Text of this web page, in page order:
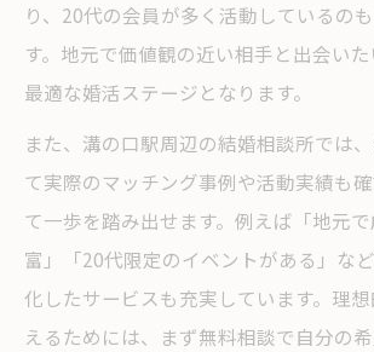
り、20代の会員が多く活動しているの
す。地元で価値観の近い相手と出会いた
最適な婚活ステージとなります。
また、溝の口駅周辺の結婚相談所では
て実際のマッチング事例や活動実績も
て一歩を踏み出せます。例えば「地元
富」「20代限定のイベントがある」な
化したサービスも充実しています。理
えるためには、まず無料相談で自分の